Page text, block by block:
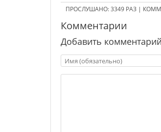
ПРОСЛУШАНО:3349РАЗ |
Комментарии
Добавить комментарий